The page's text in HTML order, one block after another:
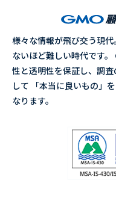
様々な情報が飛び交う現
ないほど難しい時代です
性と透明性を保証し、調
して 「本当に良いもの」
なります。